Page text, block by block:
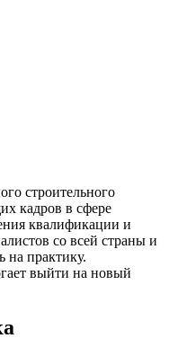
строительного
кадров в сфере
квалификации и
со всей страны и
на практику.
выйти на новый